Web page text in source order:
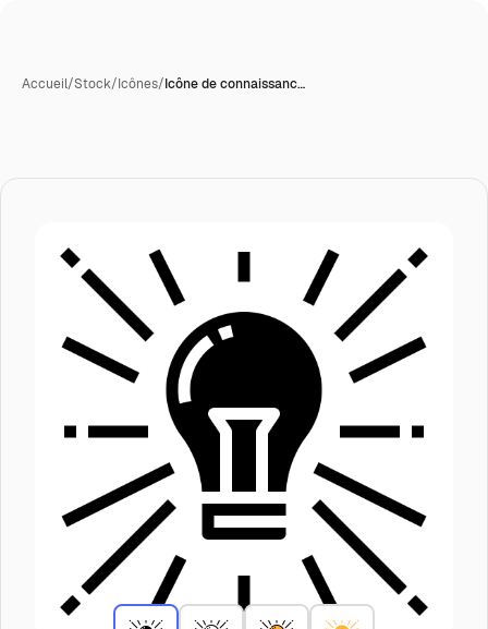
Accueil/Stock/Icônes/Icône de connaissanc…